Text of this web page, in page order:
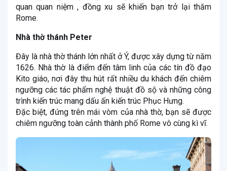
quan quan niệm , đồng xu sẽ khiến bạn trở lại thăm
Rome.
Nhà thờ thánh Peter
Đây là nhà thờ thánh lớn nhất ở Ý, được xây dựng từ năm
1626. Nhà thờ là điểm đến tâm linh của các tín đồ đạo
Kito giáo, nơi đây thu hút rất nhiều du khách đến chiêm
ngưỡng các tác phẩm nghệ thuật đồ sộ và những công
trình kiến trúc mang dấu ấn kiến trúc Phục Hưng.
Đặc biệt, đứng trên mái vòm của nhà thờ, bạn sẽ được
chiêm ngưỡng toàn cảnh thành phố Rome vô cùng kì vĩ.